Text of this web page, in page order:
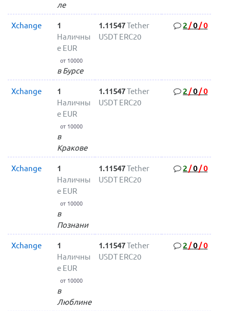
ле
Xchange
1
Наличны
е EUR
от 10000
в Бурсе
1.11547Tether
USDT ERC20
2 /0/0
Xchange
1
Наличны
е EUR
от 10000
в
Кракове
1.11547Tether
USDT ERC20
2 /0/0
Xchange
1
Наличны
е EUR
от 10000
в
Познани
1.11547Tether
USDT ERC20
2 /0/0
Xchange
1
Наличны
е EUR
от 10000
в
Люблине
1.11547Tether
USDT ERC20
2 /0/0